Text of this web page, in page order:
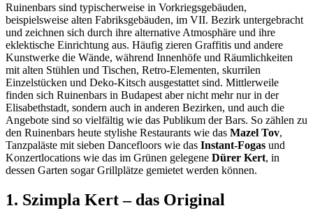
Ruinenbars sind typischerweise in Vorkriegsgebäuden,
beispielsweise alten Fabriksgebäuden, im VII. Bezirk untergebracht
und zeichnen sich durch ihre alternative Atmosphäre und ihre
eklektische Einrichtung aus. Häufig zieren Graffitis und andere
Kunstwerke die Wände, während Innenhöfe und Räumlichkeiten
mit alten Stühlen und Tischen, Retro-Elementen, skurrilen
Einzelstücken und Deko-Kitsch ausgestattet sind. Mittlerweile
finden sich Ruinenbars in Budapest aber nicht mehr nur in der
Elisabethstadt, sondern auch in anderen Bezirken, und auch die
Angebote sind so vielfältig wie das Publikum der Bars. So zählen zu
den Ruinenbars heute stylishe Restaurants wie das Mazel Tov,
Tanzpaläste mit sieben Dancefloors wie das Instant-Fogas und
Konzertlocations wie das im Grünen gelegene Dürer Kert, in
dessen Garten sogar Grillplätze gemietet werden können.
1. Szimpla Kert – das Original